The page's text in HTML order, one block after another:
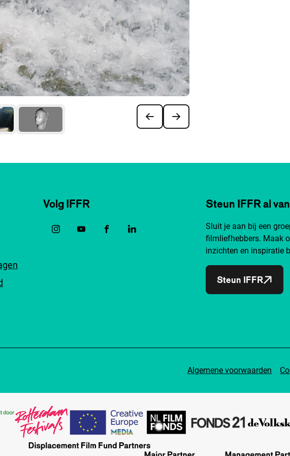
Volg IFFR Steun IFFR al
Sluit je aan bij een
filmliefhebbers. Maak
inzichten en inspiratie
Steun IFFR
Algemene voorwaarden